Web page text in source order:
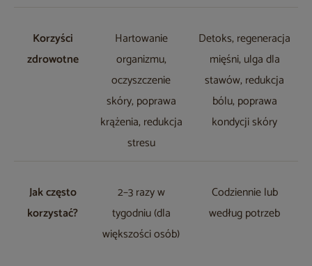
Korzyści
zdrowotne
Hartowanie
organizmu,
oczyszczenie
skóry, poprawa
krążenia, redukcja
stresu
Detoks, regeneracja
mięśni, ulga dla
stawów, redukcja
bólu, poprawa
kondycji skóry
Jak często
korzystać?
2–3 razy w
tygodniu (dla
większości osób)
Codziennie lub
według potrzeb